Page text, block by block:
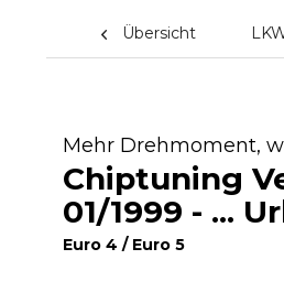
Übersicht
Mehr Drehmoment,
Chiptuning
01/1999 - ...
Euro 4 / Euro 5